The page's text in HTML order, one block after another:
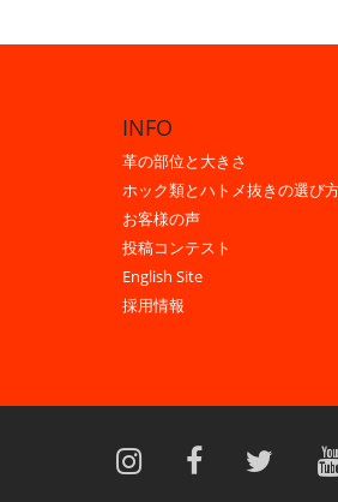
INFO
革の部位と大きさ
ホック類とハトメ抜きの選び
お客様の声
投稿コンテスト
English Site
採用情報